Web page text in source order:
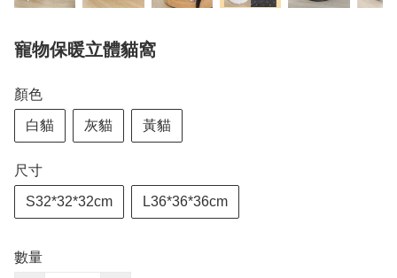
寵物保暖立體貓窩
顏色
白貓 灰貓 黃貓
尺寸
S32*32*32cm L36*36*36cm
數量